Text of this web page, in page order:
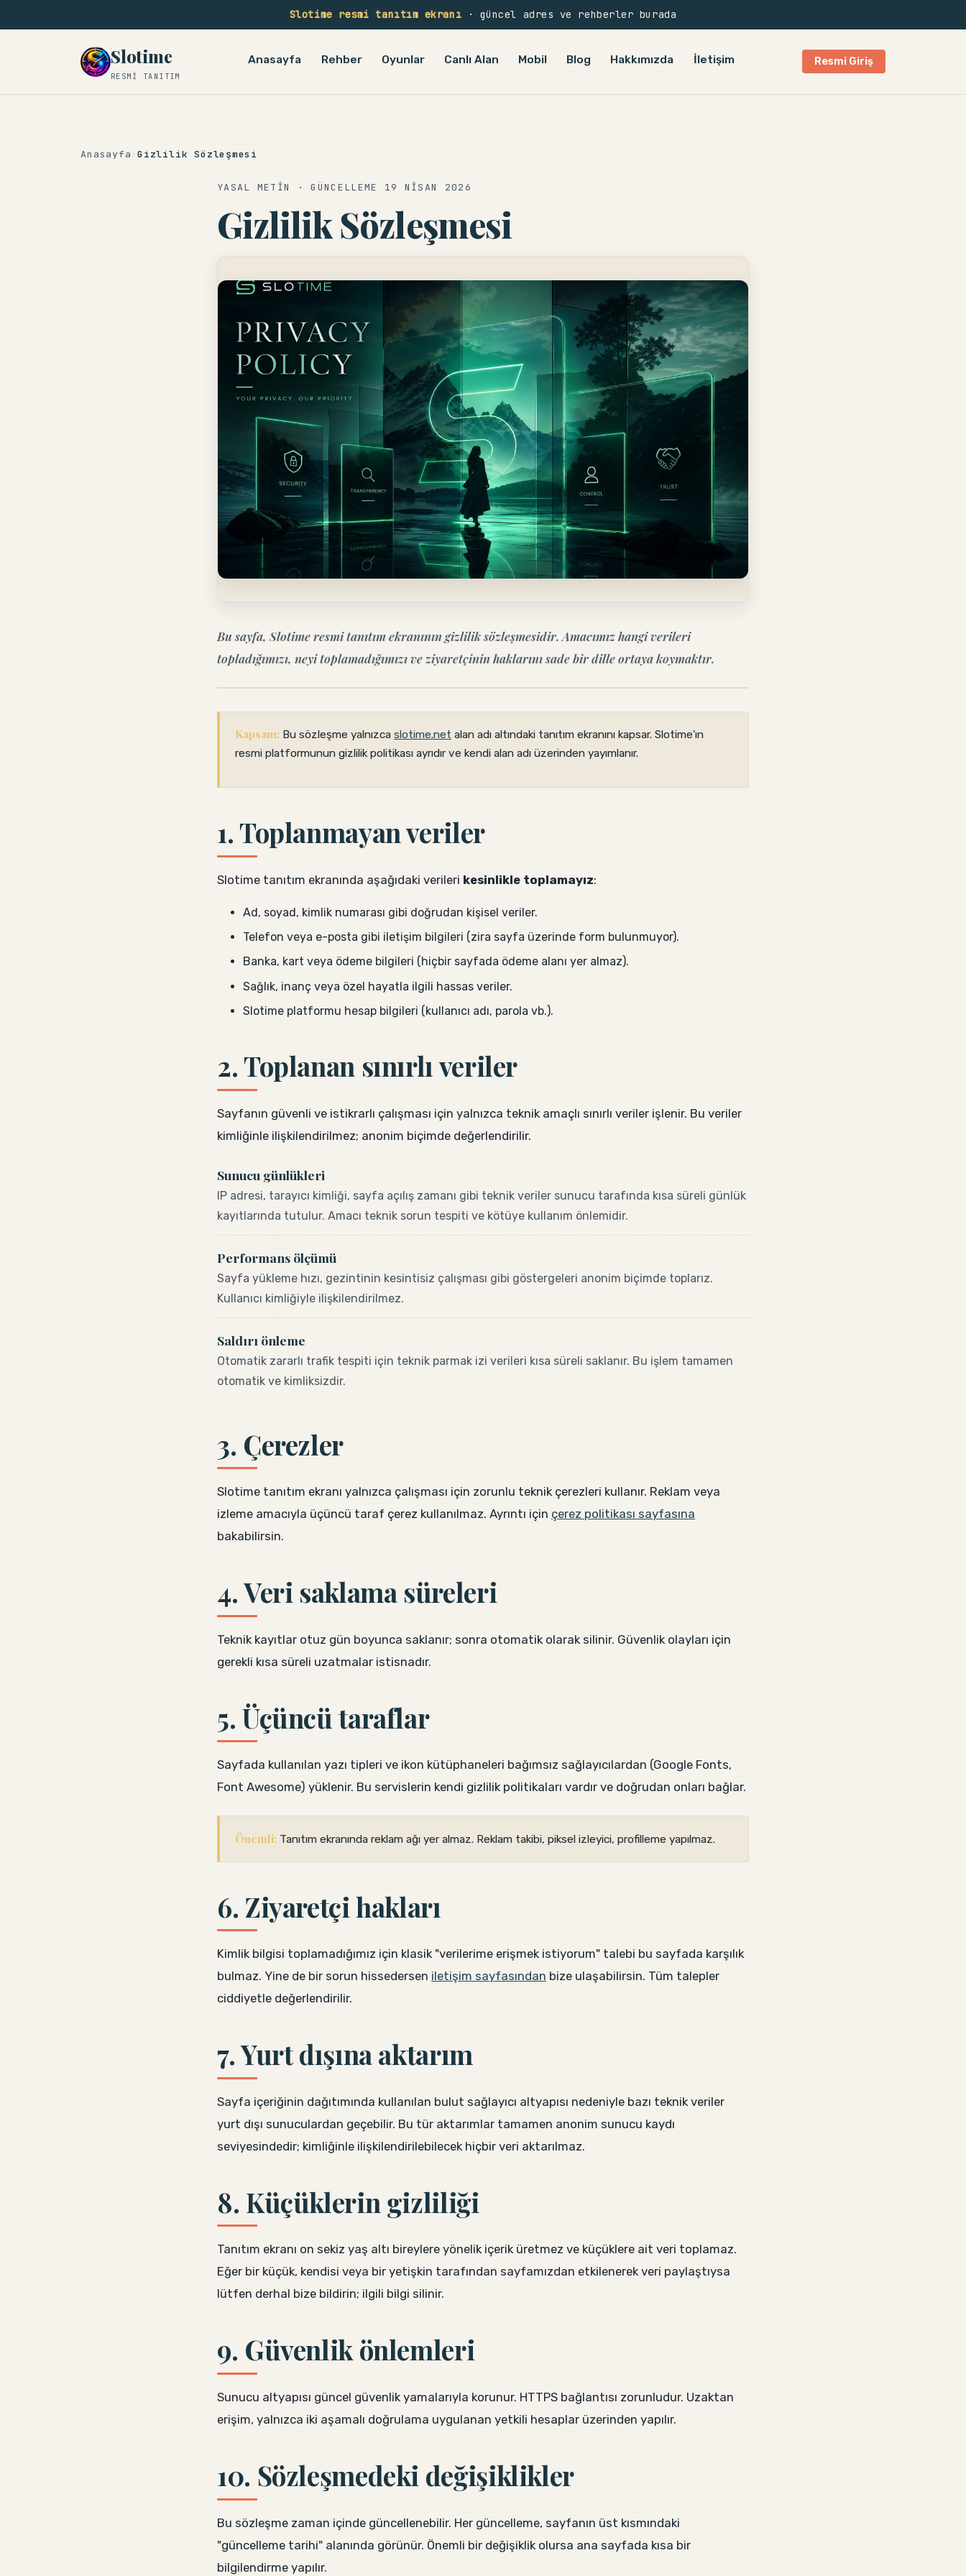
Slotime resmi tanıtım ekranı · güncel adres ve rehberler burada
Slotime
RESMI TANITIM
Anasayfa Rehber Oyunlar Canlı Alan Mobil Blog Hakkımızda İletişim Resmi Giriş
Anasayfa ›Gizlilik Sözleşmesi
YASAL METIN · GÜNCELLEME 19 NISAN 2026
Gizlilik Sözleşmesi
Bu sayfa, Slotime resmi tanıtım ekranının gizlilik sözleşmesidir. Amacımız hangi verileri
topladığımızı, neyi toplamadığımızı ve ziyaretçinin haklarını sade bir dille ortaya koymaktır.
Kapsam:Bu sözleşme yalnızca slotime.net alan adı altındaki tanıtım ekranını kapsar. Slotime'ın
resmi platformunun gizlilik politikası ayrıdır ve kendi alan adı üzerinden yayımlanır.
1. Toplanmayan veriler
Slotime tanıtım ekranında aşağıdaki verileri kesinlikle toplamayız:
Ad, soyad, kimlik numarası gibi doğrudan kişisel veriler.
Telefon veya e-posta gibi iletişim bilgileri (zira sayfa üzerinde form bulunmuyor).
Banka, kart veya ödeme bilgileri (hiçbir sayfada ödeme alanı yer almaz).
Sağlık, inanç veya özel hayatla ilgili hassas veriler.
Slotime platformu hesap bilgileri (kullanıcı adı, parola vb.).
2. Toplanan sınırlı veriler
Sayfanın güvenli ve istikrarlı çalışması için yalnızca teknik amaçlı sınırlı veriler işlenir. Bu veriler
kimliğinle ilişkilendirilmez; anonim biçimde değerlendirilir.
Sunucu günlükleri
IP adresi, tarayıcı kimliği, sayfa açılış zamanı gibi teknik veriler sunucu tarafında kısa süreli günlük
kayıtlarında tutulur. Amacı teknik sorun tespiti ve kötüye kullanım önlemidir.
Performans ölçümü
Sayfa yükleme hızı, gezintinin kesintisiz çalışması gibi göstergeleri anonim biçimde toplarız.
Kullanıcı kimliğiyle ilişkilendirilmez.
Saldırı önleme
Otomatik zararlı trafik tespiti için teknik parmak izi verileri kısa süreli saklanır. Bu işlem tamamen
otomatik ve kimliksizdir.
3. Çerezler
Slotime tanıtım ekranı yalnızca çalışması için zorunlu teknik çerezleri kullanır. Reklam veya
izleme amacıyla üçüncü taraf çerez kullanılmaz. Ayrıntı için çerez politikası sayfasına
bakabilirsin.
4. Veri saklama süreleri
Teknik kayıtlar otuz gün boyunca saklanır; sonra otomatik olarak silinir. Güvenlik olayları için
gerekli kısa süreli uzatmalar istisnadır.
5. Üçüncü taraflar
Sayfada kullanılan yazı tipleri ve ikon kütüphaneleri bağımsız sağlayıcılardan (Google Fonts,
Font Awesome) yüklenir. Bu servislerin kendi gizlilik politikaları vardır ve doğrudan onları bağlar.
Önemli:Tanıtım ekranında reklam ağı yer almaz. Reklam takibi, piksel izleyici, profilleme yapılmaz.
6. Ziyaretçi hakları
Kimlik bilgisi toplamadığımız için klasik "verilerime erişmek istiyorum" talebi bu sayfada karşılık
bulmaz. Yine de bir sorun hissedersen iletişim sayfasından bize ulaşabilirsin. Tüm talepler
ciddiyetle değerlendirilir.
7. Yurt dışına aktarım
Sayfa içeriğinin dağıtımında kullanılan bulut sağlayıcı altyapısı nedeniyle bazı teknik veriler
yurt dışı sunuculardan geçebilir. Bu tür aktarımlar tamamen anonim sunucu kaydı
seviyesindedir; kimliğinle ilişkilendirilebilecek hiçbir veri aktarılmaz.
8. Küçüklerin gizliliği
Tanıtım ekranı on sekiz yaş altı bireylere yönelik içerik üretmez ve küçüklere ait veri toplamaz.
Eğer bir küçük, kendisi veya bir yetişkin tarafından sayfamızdan etkilenerek veri paylaştıysa
lütfen derhal bize bildirin; ilgili bilgi silinir.
9. Güvenlik önlemleri
Sunucu altyapısı güncel güvenlik yamalarıyla korunur. HTTPS bağlantısı zorunludur. Uzaktan
erişim, yalnızca iki aşamalı doğrulama uygulanan yetkili hesaplar üzerinden yapılır.
10. Sözleşmedeki değişiklikler
Bu sözleşme zaman içinde güncellenebilir. Her güncelleme, sayfanın üst kısmındaki
"güncelleme tarihi" alanında görünür. Önemli bir değişiklik olursa ana sayfada kısa bir
bilgilendirme yapılır.